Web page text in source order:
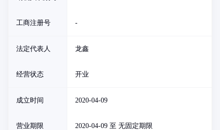
工商注册号 -
法定代表人 龙鑫
经营状态 开业
成立时间 2020-04-09
营业期限 2020-04-09 至 无固定期限